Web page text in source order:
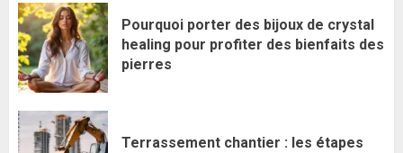
Pourquoi porter des bijoux de crystal
healing pour profiter des bienfaits des
pierres
Terrassement chantier : les étapes